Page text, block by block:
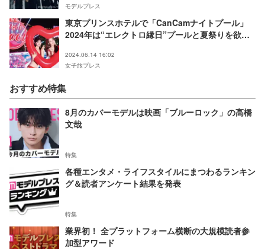
モデルプレス
東京プリンスホテルで「CanCamナイトプール」
2024年は“エレクトロ縁日”プールと夏祭りを欲張
2024.06.14 16:02
女子旅プレス
おすすめ特集
8月のカバーモデルは映画「ブルーロック」の高橋
文哉
特集
各種エンタメ・ライフスタイルにまつわるランキン
グ＆読者アンケート結果を発表
特集
業界初！ 全プラットフォーム横断の大規模読者参
加型アワード